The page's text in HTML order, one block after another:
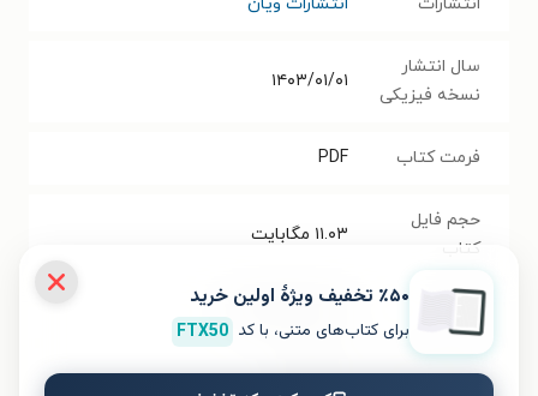
سال انتشار
نسخه فیزیکی
۱۴۰۳/۰۱/۰۱
فرمت کتاب PDF
حجم فایل
کتاب
۱۱.۰۳ مگابایت
۹۷۸۶۲۲۵۳۳۷۶۱۹
تعداد صفحه‌ها ۱۹۲ صفحه
٪۵۰ تخفیف ویژۀ اولین خرید
برای کتاب‌های متنی، با کد FTX50